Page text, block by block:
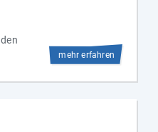
mehr erfahren